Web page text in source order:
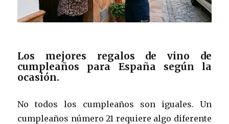
Los mejores regalos de vino de
cumpleaños para España según la
ocasión.
No todos los cumpleaños son iguales. Un
cumpleaños número 21 requiere algo diferente